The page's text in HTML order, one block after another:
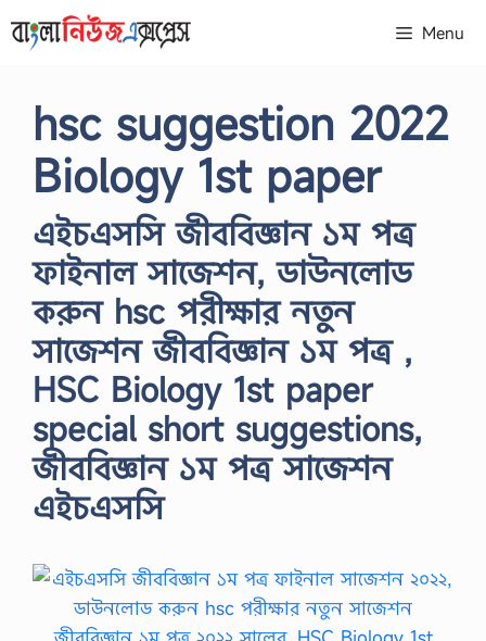
to
Menu
hsc suggestion 2022
Biology 1st paper
এইচএসসি জীববিজ্ঞান ১ম পত্র
ফাইনাল সাজেশন, ডাউনলোড
করুন hsc পরীক্ষার নতুন
সাজেশন জীববিজ্ঞান ১ম পত্র ,
HSC Biology 1st paper
special short suggestions,
জীববিজ্ঞান ১ম পত্র সাজেশন
এইচএসসি